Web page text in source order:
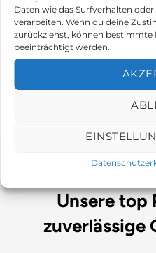
Daten wie das Surfverhalten
verarbeiten. Wenn du deine
zurückziehst, können bestimmte
beeinträchtigt werden.
Zu den
Unsere top
zuverlässige